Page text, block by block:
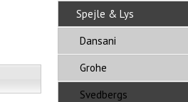
Spejle & Lys
Dansani
Grohe
Svedbergs